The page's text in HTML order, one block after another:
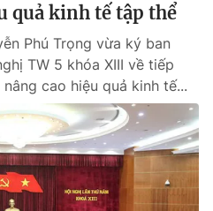
quả kinh tế tập thể
Phú Trọng vừa ký ban
TW 5 khóa XIII về tiếp
cao hiệu quả kinh tế...